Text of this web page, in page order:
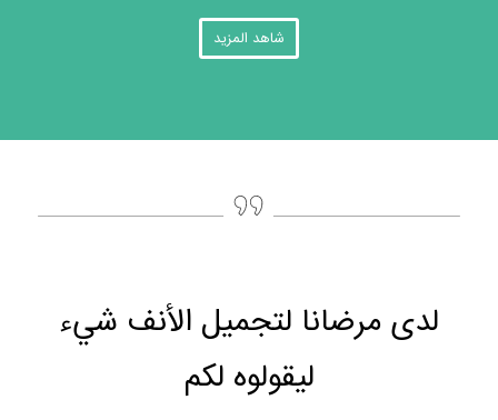
شاهد المزيد
لدى مرضانا لتجميل الأنف شيء
ليقولوه لكم